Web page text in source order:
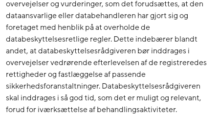
overvejelser og vurderinger, som det forudsættes, at den
dataansvarlige eller databehandleren har gjort sig og
foretaget med henblik på at overholde de
databeskyttelsesretlige regler. Dette indebærer blandt
andet, at databeskyttelsesrådgiveren bør inddrages i
overvejelser vedrørende efterlevelsen af de registreredes
rettigheder og fastlæggelse af passende
sikkerhedsforanstaltninger. Databeskyttelsesrådgiveren
skal inddrages i så god tid, som det er muligt og relevant,
forud for iværksættelse af behandlingsaktiviteter.